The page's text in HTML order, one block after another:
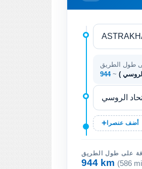
)
~
أضف عنصرا
على طول الطريق
944 km (586